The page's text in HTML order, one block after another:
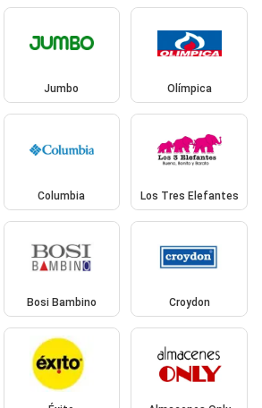
Jumbo Olímpica
Columbia Los Tres Elefantes
Bosi Bambino Croydon